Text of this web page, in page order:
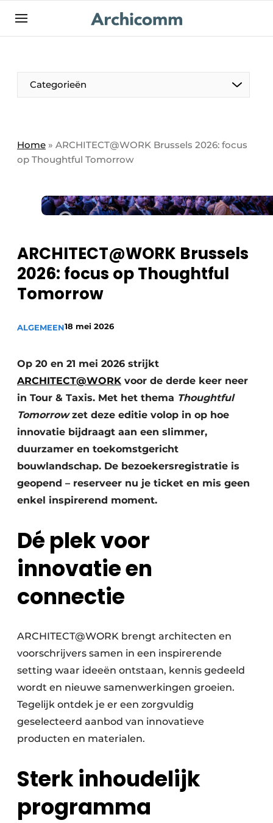
NL be-FR
Categorieën
Home » ARCHITECT@WORK Brussels 2026: focus
op Thoughtful Tomorrow
ARCHITECT@WORK Brussels
2026: focus op Thoughtful
Tomorrow
ALGEMEEN18 mei 2026
Op 20 en 21 mei 2026 strijkt
ARCHITECT@WORK voor de derde keer neer
in Tour & Taxis. Met het thema Thoughtful
Tomorrowzet deze editie volop in op hoe
innovatie bijdraagt aan een slimmer,
duurzamer en toekomstgericht
bouwlandschap. De bezoekersregistratie is
geopend – reserveer nu je ticket en mis geen
enkel inspirerend moment.
Dé plek voor
innovatie en
connectie
ARCHITECT@WORK brengt architecten en
voorschrijvers samen in een inspirerende
setting waar ideeën ontstaan, kennis gedeeld
wordt en nieuwe samenwerkingen groeien.
Tegelijk ontdek je er een zorgvuldig
geselecteerd aanbod van innovatieve
producten en materialen.
Sterk inhoudelijk
programma